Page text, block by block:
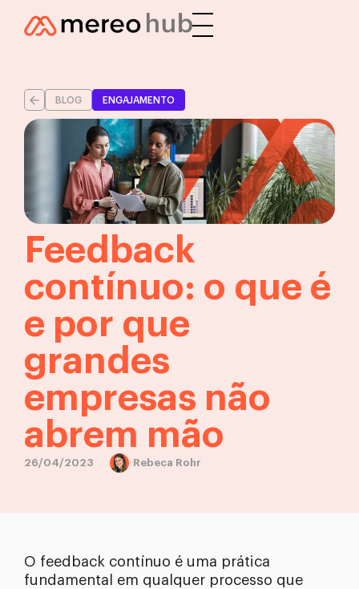
BLOG ENGAJAMENTO
Feedback
contínuo: o que é
e por que
grandes
empresas não
abrem mão
26/04/2023 Rebeca Rohr
O feedback contínuo é uma prática
fundamental em qualquer processo que